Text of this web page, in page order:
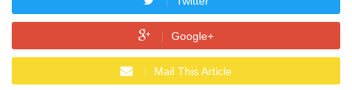
Google+
Mail This Article